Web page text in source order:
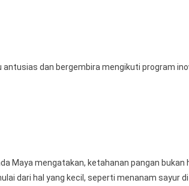
antusias dan bergembira mengikuti program
Maya mengatakan, ketahanan pangan
dari hal yang kecil, seperti menanam sayur